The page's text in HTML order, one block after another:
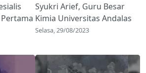
Syukri Arief, Guru Besar
Kimia Universitas Andalas
Selasa, 29/08/2023